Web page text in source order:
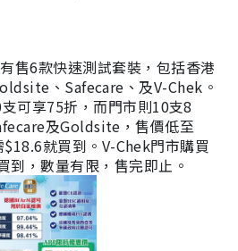
售6款快速測試套裝，包括香港
、Safecare、及V-Chek。
可享75折，而門市則10支8
及Goldsite，售價低至
就買到。V-Chek門市購買
到，數量有限，售完即止。